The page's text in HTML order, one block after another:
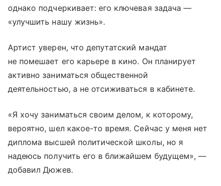
однако подчеркивает: его ключевая задача —
«улучшить нашу жизнь».
Артист уверен, что депутатский мандат
не помешает его карьере в кино. Он планирует
активно заниматься общественной
деятельностью, а не отсиживаться в кабинете.
«Я хочу заниматься своим делом, к которому,
вероятно, шел какое-то время. Сейчас у меня нет
диплома высшей политической школы, но я
надеюсь получить его в ближайшем будущем», —
добавил Дюжев.